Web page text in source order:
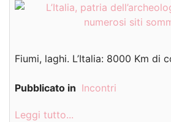
Fiumi, laghi. L’Italia: 8000 Km di
Pubblicato in Incontri
Leggi tutto...